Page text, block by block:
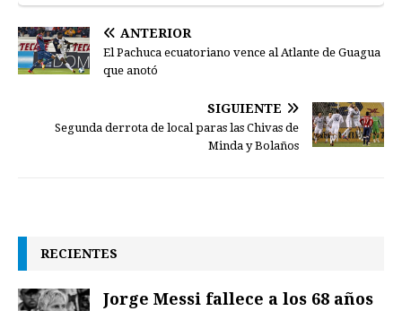
ANTERIOR
El Pachuca ecuatoriano vence al Atlante de Guagua
que anotó
SIGUIENTE
Segunda derrota de local paras las Chivas de
Minda y Bolaños
RECIENTES
Jorge Messi fallece a los 68 años